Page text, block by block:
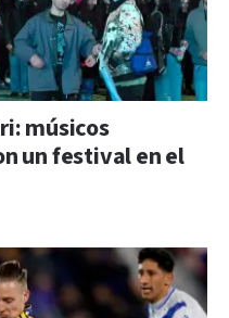
músicos
un festival en el